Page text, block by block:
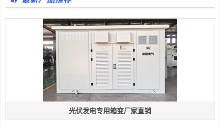
光伏发电专用箱变厂家直销